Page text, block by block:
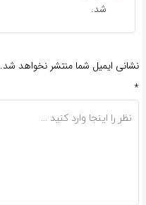
شد.
نشانی ایمیل شما منتشر نخواهد شد.
*